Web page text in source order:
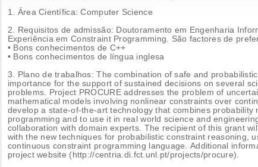
1. Área Científica: Computer Science
2. Requisitos de admissão: Doutoramento em Engenharia
Experiência em Constraint Programming. São factores de
• Bons conhecimentos de C++
• Bons conhecimentos de língua inglesa
3. Plano de trabalhos: The combination of safe and
importance for the support of sustained decisions on several
problems. Project PROCURE addresses the problem of
mathematical models involving nonlinear constraints over
develop a state-of-the-art technology that combines probability
programming and to use it in real world science and
collaboration with domain experts. The recipient of this grant
with the new techniques for probabilistic constraint reasoning,
continuous constraint programming language. Additional
project website (http://centria.di.fct.unl.pt/projects/procure).